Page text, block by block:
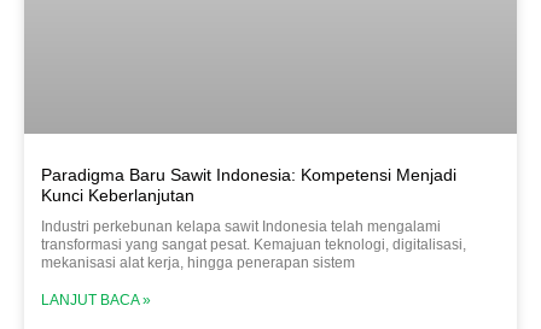
Paradigma Baru Sawit Indonesia: Kompetensi Menjadi
Kunci Keberlanjutan
Industri perkebunan kelapa sawit Indonesia telah mengalami
transformasi yang sangat pesat. Kemajuan teknologi, digitalisasi,
mekanisasi alat kerja, hingga penerapan sistem
LANJUT BACA »